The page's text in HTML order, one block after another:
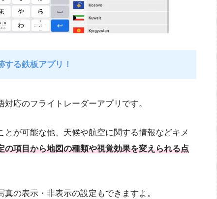
る鉄板アプリ！
応のフライトレーダーアプリです。
が可能な他、天候や航空に関する情報などキメ
の項目から地図の種類や視覚効果を変えられる点
の表示・非表示の設定もできますよ。